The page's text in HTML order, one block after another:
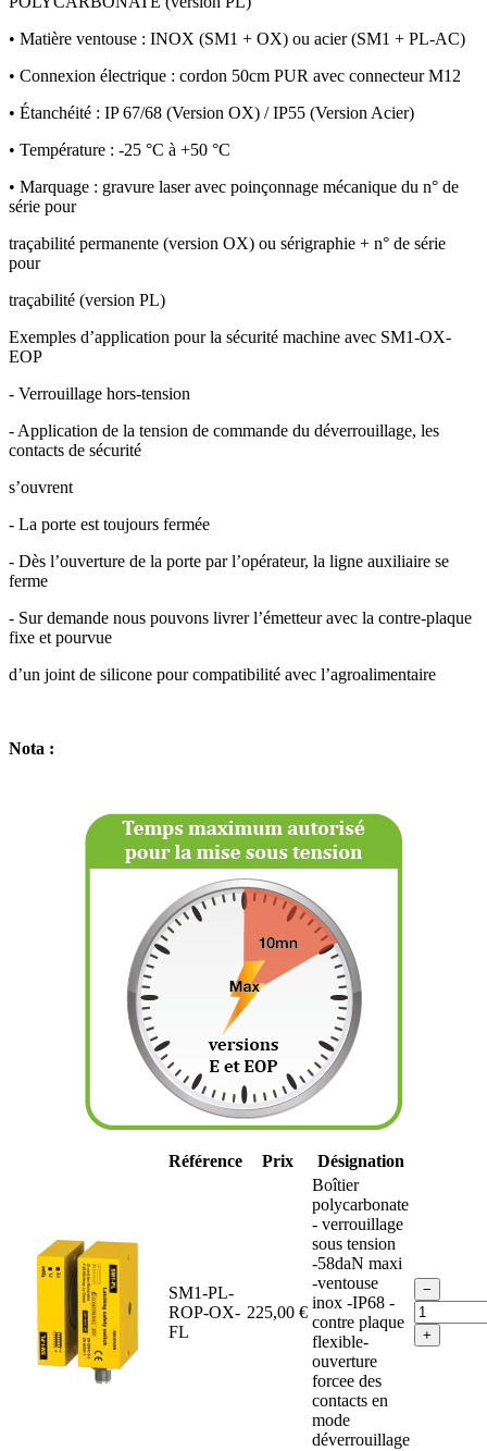
• Matière ventouse : INOX (SM1 + OX) ou acier (SM1 + PL-AC)
• Connexion électrique : cordon 50cm PUR avec connecteur M12
• Étanchéité : IP 67/68 (Version OX) / IP55 (Version Acier)
• Température : -25 °C à +50 °C
• Marquage : gravure laser avec poinçonnage mécanique du n° de
série pour
traçabilité permanente (version OX) ou sérigraphie + n° de série
pour
traçabilité (version PL)
Exemples d’application pour la sécurité machine avec SM1-OX-
EOP
- Verrouillage hors-tension
- Application de la tension de commande du déverrouillage, les
contacts de sécurité
s’ouvrent
- La porte est toujours fermée
- Dès l’ouverture de la porte par l’opérateur, la ligne auxiliaire se
ferme
- Sur demande nous pouvons livrer l’émetteur avec la contre-plaque
fixe et pourvue
d’un joint de silicone pour compatibilité avec l’agroalimentaire
Nota :
Référence Prix Désignation
SM1-PL-
ROP-OX-
FL
225,00 €
Boîtier
polycarbonate
- verrouillage
sous tension
-58daN maxi
-ventouse
inox -IP68 -
contre plaque
flexible-
ouverture
forcee des
contacts en
mode
déverrouillage
−
+